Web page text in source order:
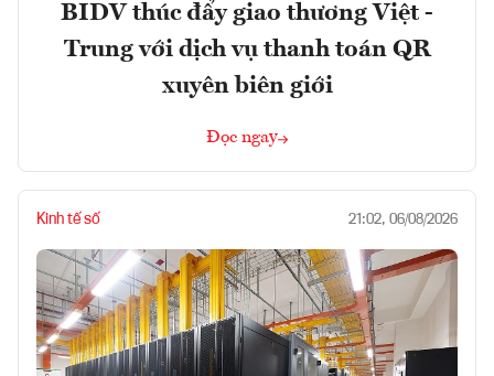
BIDV thúc đẩy giao thương Việt -
Trung với dịch vụ thanh toán QR
xuyên biên giới
Đọc ngay
Kinh tế số 21:02, 06/08/2026